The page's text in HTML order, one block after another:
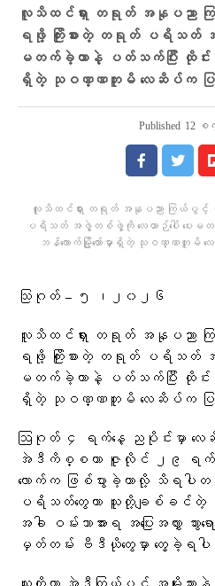
လူသိထင်ရှား တရုတ် အနုပညာ
ရဖို့ ကြိုးစားတဲ့ တရုတ် ပရိသတ် အ
မတက်ခဲ့တာနဲ့ ပတ်သက်ပြီး ထိုင်း
ရှိတဲ့ သုဝဏ္ဏဘူမိ လေဆိပ်က ပြ
Published 12 စ
လူသိထင်ရှား တရုတ် အနုပညာ ကြယ်ပွင့်
ပရိသတ် အဖွဲ့တစ်ဖွဲ့ကို လေယာဉ်ပေါ် ပေး
ဘန်ကောက်မြို့တော်မှာရှိတဲ့ သုဝဏ္ဏဘူမိ
သြဂုတ် – ၅ ၊၂၀၂၆
လူသိထင်ရှား တရုတ် အနုပညာ
ရဖို့ ကြိုးစားတဲ့ တရုတ် ပရိသတ် အ
မတက်ခဲ့တာနဲ့ ပတ်သက်ပြီး ထိုင်း
ရှိတဲ့ သုဝဏ္ဏဘူမိ လေဆိပ်က ပြ
ဩဂုတ် ၄ ရက်နေ့ ညပိုင်းမှာ လ
အဲဒီကိစ္စဟာ ဇူလိုင် ၂၉ ရက်နေ့
လောက်က ဖြစ်ပွားခဲ့တာလို့ သိရ
ပရိသတ်တွေဟာ သူတို့ချစ်ခင်တဲ့
အခါ ဝမ်းသာအားရ အပြေးအလွှား သွ
မှတ်တမ်း ဗီဒီယိုတွေမှာ တွေ့ခဲ့ရပ